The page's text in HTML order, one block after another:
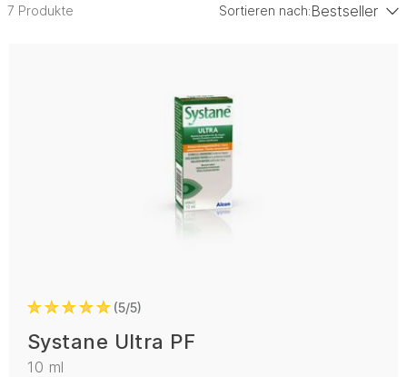
7 Produkte Sortieren nach:Bestseller
5/5
Systane Ultra PF
10 ml